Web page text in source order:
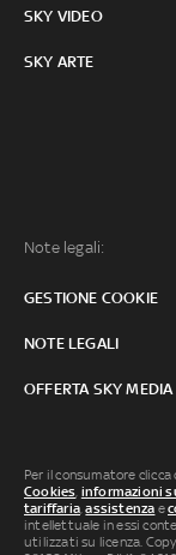
SKY VIDEO
SKY ARTE
Note legali:
GESTIONE COOKIE
NOTE LEGALI
OFFERTA SKY MEDIA
Per il consumatore
Cookies, informazioni
tariffaria,assistenza e
intellettuale in essi
utilizzati su licenza.